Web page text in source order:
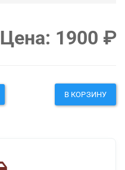
Цена: 1900 ₽
В КОРЗИНУ